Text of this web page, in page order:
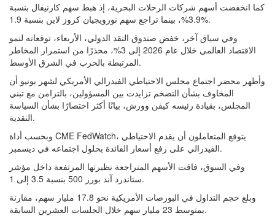
كما انخفضت أسهم شركات الرحلات البحرية، إذ هبط سهم كارنيفال بنسبة
3.9%، بينما تراجع سهم نورويجيان كروز لاين بنسبة 1.9%.
وفي سياق آخر، خفض صندوق النقد الدولي، الأربعاء، توقعاته لنمو
الاقتصاد العالمي خلال عام 2026 إلى 3%، محذرًا من استمرار المخاطر
المرتبطة بالحرب في الشرق الأوسط.
وأظهر محضر اجتماع مجلس الاحتياطي الفيدرالي الأمريكي لشهر يونيو أن
المخاوف بشأن التضخم تزايدت بين المسؤولين، بالتزامن مع تبني
المجلس، بقيادة رئيسه كيفن وورش، بيانًا أكثر اختصارًا بشأن السياسة
النقدية.
وبحسب أداة CME FedWatch، يتوقع المتعاملون أن يقدم الاحتياطي
الفيدرالي على رفع أسعار الفائدة بحلول اجتماعه في ديسمبر.
وفي السوق، فاقت الأسهم المتراجعة نظيرتها المرتفعة داخل مؤشر
ستاندرد آند بورز 500 بنسبة 3.5 إلى 1.
وبلغ حجم التداول في البورصات الأمريكية نحو 17.8 مليار سهم، مقارنة
بمتوسط 23 مليار سهم خلال الجلسات العشرين السابقة.